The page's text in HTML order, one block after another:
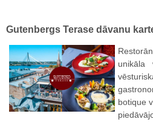
Gutenbergs Terase dāvanu
unikāla
botique